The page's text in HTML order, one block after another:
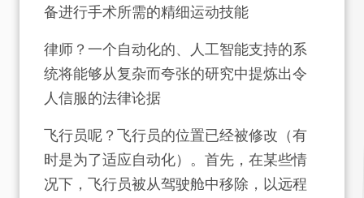
备进行手术所需的精细运动技能
律师？一个自动化的、人工智能支持的系
统将能够从复杂而夸张的研究中提炼出令
人信服的法律论据
飞行员呢？飞行员的位置已经被修改（有
时是为了适应自动化）。首先，在某些情
况下，飞行员被从驾驶舱中移除，以远程